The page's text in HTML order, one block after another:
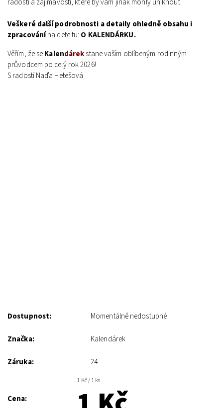
Veškeré další podrobnosti a detaily ohledně obsahu i
zpracovánínajdete tu: O KALENDÁRKU.
Věřím, že seKalendárekstane vaším oblíbeným rodinným
průvodcem po celý rok 2026!
S radostí Naďa Hetešová
Dostupnost: Momentálně nedostupné
Značka: Kalendárek
Záruka: 24
Cena:
1 Kč / 1 ks